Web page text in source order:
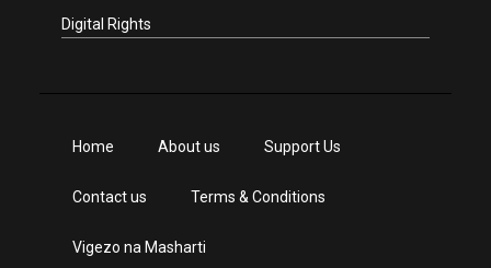
Digital Rights
Home About us Support Us
Contact us Terms & Conditions
Vigezo na Masharti